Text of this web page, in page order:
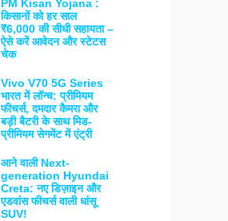
PM Kisan Yojana :
किसानों को हर साल
₹6,000 की सीधी सहायता –
ऐसे करें आवेदन और स्टेटस
चेक
Vivo V70 5G Series
भारत में लॉन्च: प्रीमियम
फीचर्स, दमदार कैमरा और
बड़ी बैटरी के साथ मिड-
प्रीमियम सेगमेंट में एंट्री
आने वाली Next-
generation Hyundai
Creta: नए डिज़ाइन और
एडवांस फीचर्स वाली धांसू
SUV!